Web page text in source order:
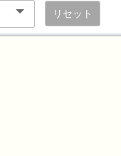
リセット